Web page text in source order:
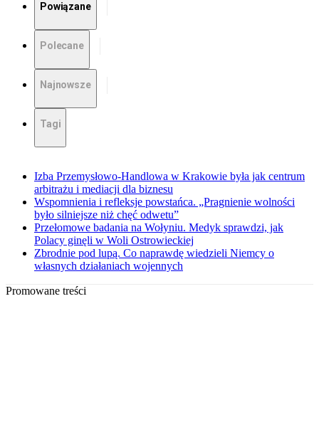
Powiązane
Polecane
Najnowsze
Tagi
Izba Przemysłowo-Handlowa w Krakowie była jak centrum
arbitrażu i mediacji dla biznesu
Wspomnienia i refleksje powstańca. „Pragnienie wolności
było silniejsze niż chęć odwetu”
Przełomowe badania na Wołyniu. Medyk sprawdzi, jak
Polacy ginęli w Woli Ostrowieckiej
Zbrodnie pod lupą. Co naprawdę wiedzieli Niemcy o
własnych działaniach wojennych
Promowane treści